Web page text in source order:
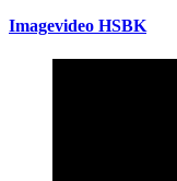
Imagevideo HSBK